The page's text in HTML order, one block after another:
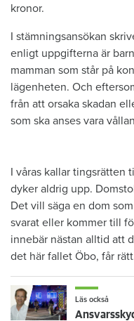
kronor.
I stämningsansökan
enligt uppgifterna är
mamman som står på
lägenheten. Och
från att orsaka skadan
som ska anses vara
I våras kallar tingsrätten
dyker aldrig upp.
Det vill säga en dom
svarat eller kommer till
innebär nästan alltid att
det här fallet Öbo, får
Läs också